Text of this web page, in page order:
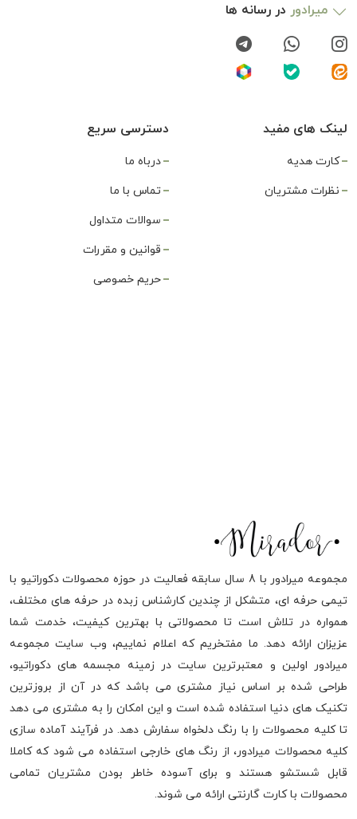
میرادور در رسانه ها
لینک های مفید
کارت هدیه
نظرات مشتریان
دسترسی سریع
درباه ما
تماس با ما
سوالات متداول
قوانین و مقررات
حریم خصوصی
مجموعه میرادور با 8 سال سابقه فعالیت در حوزه محصولات دکوراتیو با
تیمی حرفه ای، متشکل از چندین کارشناس زبده در حرفه های مختلف،
همواره در تلاش است تا محصولاتی با بهترین کیفیت، خدمت شما
عزیزان ارائه دهد. ما مفتخریم که اعلام نماییم، وب سایت مجموعه
میرادور اولین و معتبرترین سایت در زمینه مجسمه های دکوراتیو،
طراحی شده بر اساس نیاز مشتری می باشد که در آن از بروزترین
تکنیک های دنیا استفاده شده است و این امکان را به مشتری می دهد
تا کلیه محصولات را با رنگ دلخواه سفارش دهد. در فرآیند آماده سازی
کلیه محصولات میرادور، از رنگ های خارجی استفاده می شود که کاملا
قابل شستشو هستند و برای آسوده خاطر بودن مشتریان تمامی
محصولات با کارت گارنتی ارائه می شوند.